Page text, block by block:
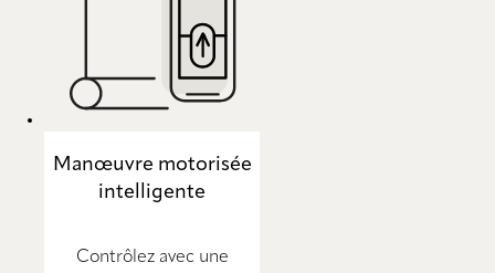
Manœuvre motorisée
intelligente
Contrôlez avec une